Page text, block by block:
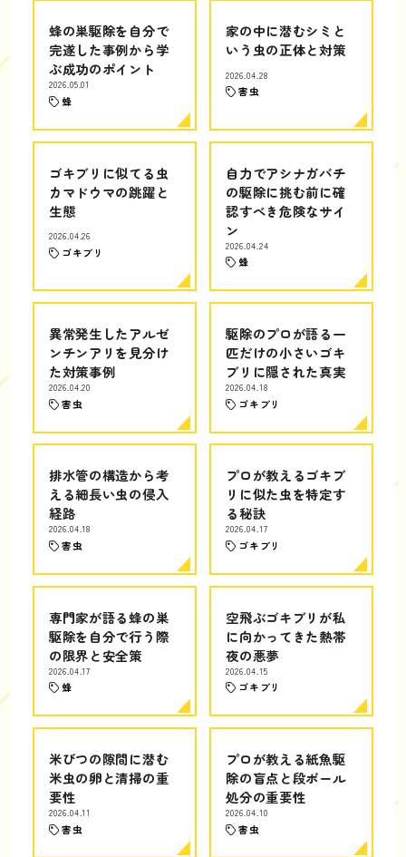
蜂の巣駆除を自分で
完遂した事例から学
ぶ成功のポイント
2026.05.01
蜂
家の中に潜むシミと
いう虫の正体と対策
2026.04.28
害虫
ゴキブリに似てる虫
カマドウマの跳躍と
生態
2026.04.26
ゴキブリ
自力でアシナガバチ
の駆除に挑む前に確
認すべき危険なサイ
ン
2026.04.24
蜂
異常発生したアルゼ
ンチンアリを見分け
た対策事例
2026.04.20
害虫
駆除のプロが語る一
匹だけの小さいゴキ
ブリに隠された真実
2026.04.18
ゴキブリ
排水管の構造から考
える細長い虫の侵入
経路
2026.04.18
害虫
プロが教えるゴキブ
リに似た虫を特定す
る秘訣
2026.04.17
ゴキブリ
専門家が語る蜂の巣
駆除を自分で行う際
の限界と安全策
2026.04.17
蜂
空飛ぶゴキブリが私
に向かってきた熱帯
夜の悪夢
2026.04.15
ゴキブリ
米びつの隙間に潜む
米虫の卵と清掃の重
要性
2026.04.11
害虫
プロが教える紙魚駆
除の盲点と段ボール
処分の重要性
2026.04.10
害虫